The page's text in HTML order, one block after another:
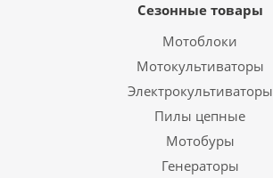
Сезонные товары
Мотоблоки
Мотокультиваторы
Электрокультиваторы
Пилы цепные
Мотобуры
Генераторы